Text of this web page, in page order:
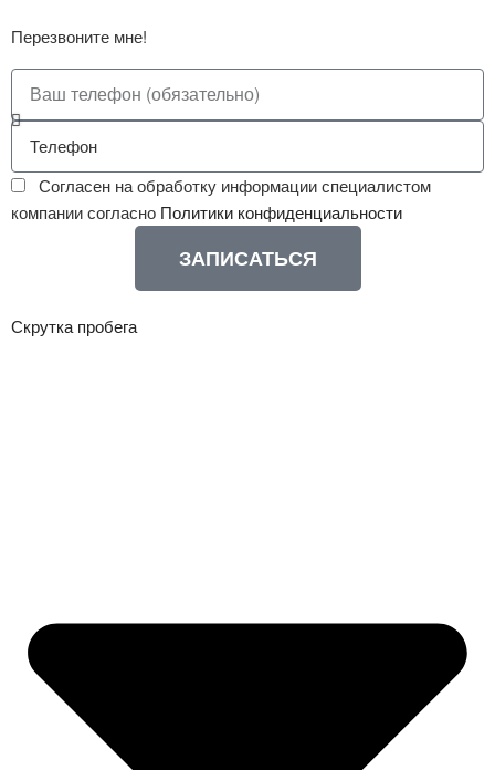
Перезвоните мне!
Согласен на обработку информации специалистом
компании согласно Политики конфиденциальности
ЗАПИСАТЬСЯ
Скрутка пробега